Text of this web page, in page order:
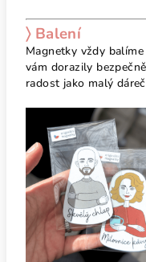
〉 Balení
Magnetky vždy
vám dorazily
radost jako malý